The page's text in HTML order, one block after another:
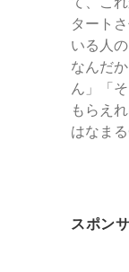
タート
いる
なんだ
ん」「
も
はなま
スポン